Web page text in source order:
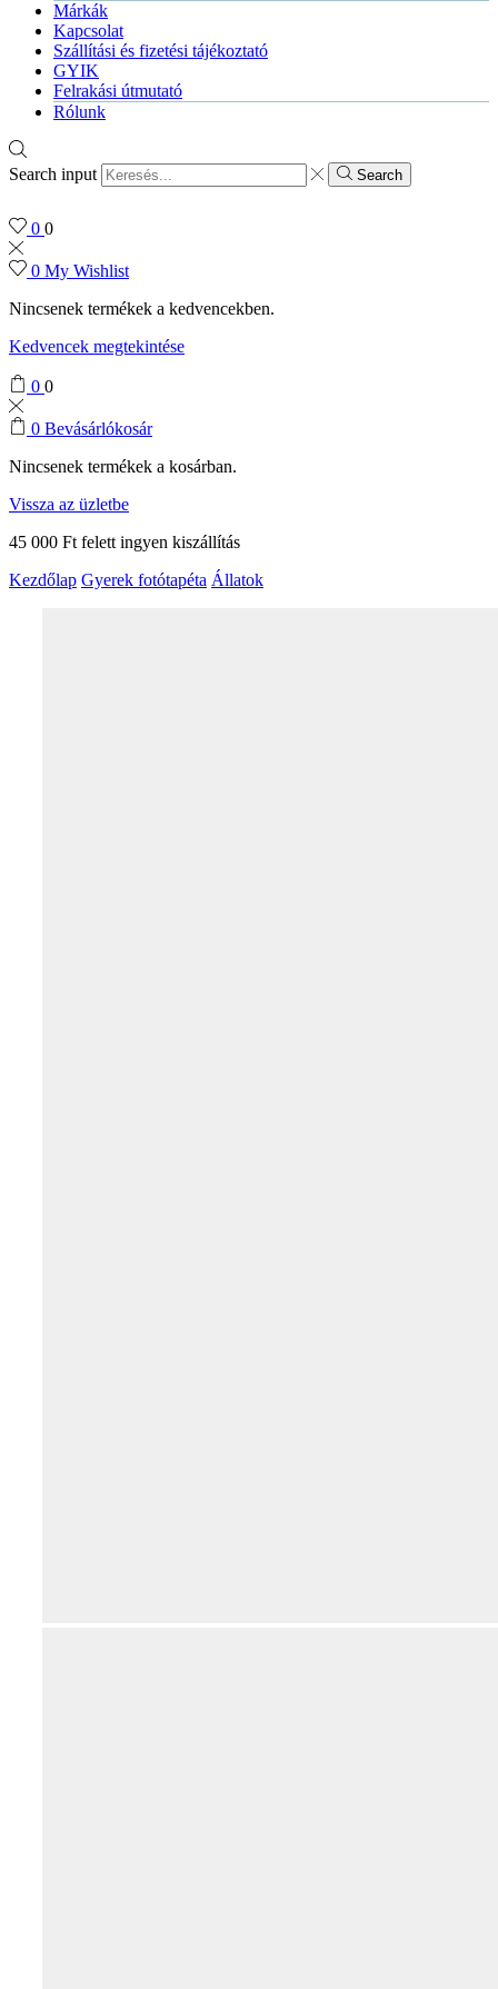
Márkák
Kapcsolat
Szállítási és fizetési tájékoztató
GYIK
Felrakási útmutató
Rólunk
Search input Search
0 0
0 My Wishlist
Nincsenek termékek a kedvencekben.
Kedvencek megtekintése
0 0
0 Bevásárlókosár
Nincsenek termékek a kosárban.
Vissza az üzletbe
45 000 Ft felett ingyen kiszállítás
Kezdőlap Gyerek fotótapéta Állatok